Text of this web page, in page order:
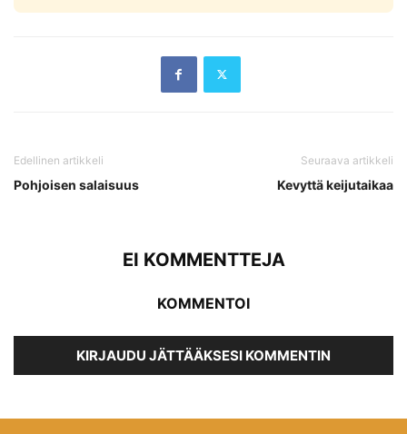
Edellinen artikkeli
Pohjoisen salaisuus
Seuraava artikkeli
Kevyttä keijutaikaa
EI KOMMENTTEJA
KOMMENTOI
KIRJAUDU JÄTTÄÄKSESI KOMMENTIN